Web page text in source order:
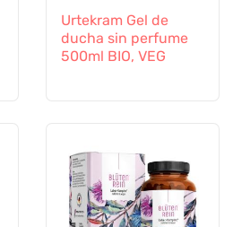
Urtekram Gel de
ducha sin perfume
500ml BIO, VEG